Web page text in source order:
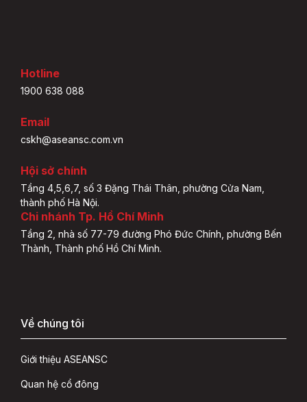
Hotline
1900 638 088
Email
cskh@aseansc.com.vn
Hội sở chính
Tầng 4,5,6,7, số 3 Đặng Thái Thân, phường Cửa Nam,
thành phố Hà Nội.
Chi nhánh Tp. Hồ Chí Minh
Tầng 2, nhà số 77-79 đường Phó Đức Chính, phường Bến
Thành, Thành phố Hồ Chí Minh.
Về chúng tôi
Giới thiệu ASEANSC
Quan hệ cổ đông